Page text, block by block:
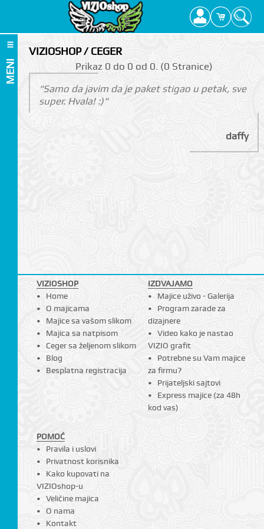
MENI
VIZIOSHOP / CEGER
Prikаz 0 do 0 оd 0. (0 Strаnicе)
"Samo da javim da je paket stigao u petak, sve
super. Hvala! :)"
daffy
VIZIOSHOP
Home
O majicama
Majice sa vašom slikom
Majica sa natpisom
Ceger sa željenom slikom
Blog
Besplatna registracija
IZDVAJAMO
Majice uživo - Galerija
Program zarade za
dizajnere
Video kako je nastao
VIZIO grafit
Potrebne su Vam majice
za firmu?
Prijateljski sajtovi
Express majice (za 48h
kod vas)
POMOĆ
Pravila i uslovi
Privatnost korisnika
Kako kupovati na
VIZIOshop-u
Veličine majica
O nama
Kontakt